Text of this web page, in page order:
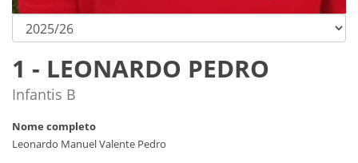
1 - LEONARDO PEDRO
Infantis B
Nome completo
Leonardo Manuel Valente Pedro